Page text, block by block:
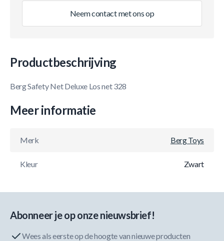
Neem contact met ons op
Productbeschrijving
Berg Safety Net Deluxe Los net 328
Meer informatie
Merk Berg Toys
Kleur Zwart
Abonneer je op onze nieuwsbrief!
Wees als eerste op de hoogte van nieuwe producten